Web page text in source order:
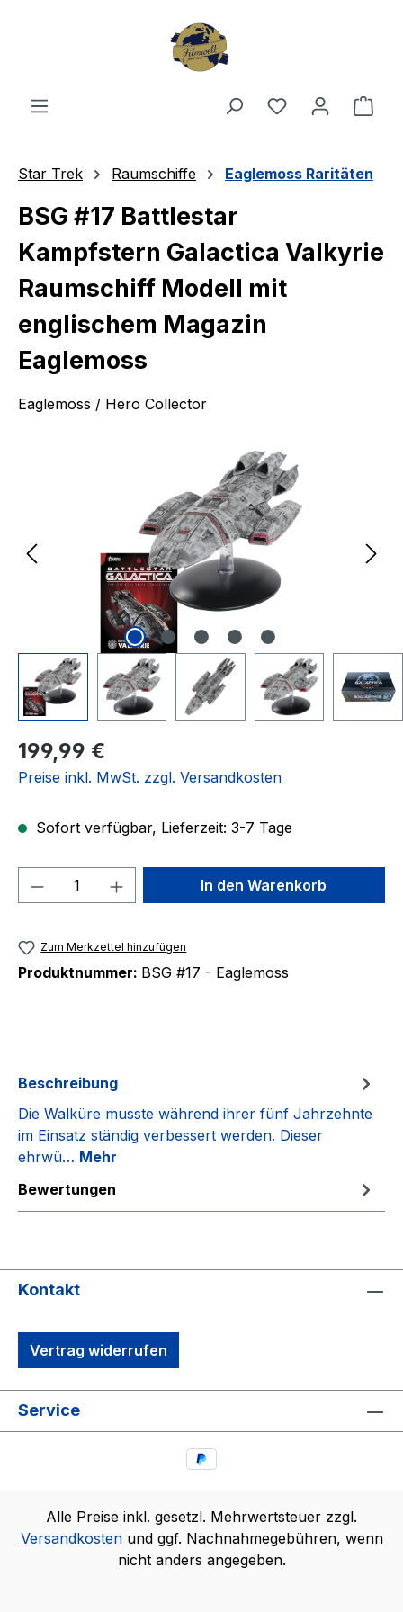
Du hast 0
Star Trek Raumschiffe Eaglemoss Raritäten
BSG #17 Battlestar
Kampfstern Galactica Valkyrie
Raumschiff Modell mit
englischem Magazin
Eaglemoss
Eaglemoss / Hero Collector
Regulärer Preis:
199,99 €
Preise inkl. MwSt. zzgl. Versandkosten
Sofort verfügbar, Lieferzeit: 3-7 Tage
Produkt Anzahl: Gib denIn den Warenkorb
Zum Merkzettel hinzufügen
Produktnummer: BSG #17 - Eaglemoss
Beschreibung
Die Walküre musste während ihrer fünf Jahrzehnte
im Einsatz ständig verbessert werden. Dieser
ehrwü… Mehr
Bewertungen
Kontakt
Vertrag widerrufen
Service
Alle Preise inkl. gesetzl. Mehrwertsteuer zzgl.
Versandkostenund ggf. Nachnahmegebühren, wenn
nicht anders angegeben.